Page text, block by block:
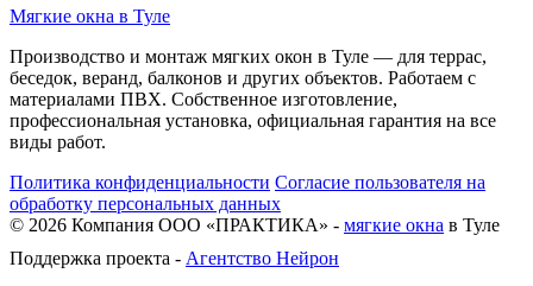
Мягкие окна в Туле
Производство и монтаж мягких окон в Туле — для террас,
беседок, веранд, балконов и других объектов. Работаем с
материалами ПВХ. Собственное изготовление,
профессиональная установка, официальная гарантия на все
виды работ.
Политика конфиденциальности Согласие пользователя на
обработку персональных данных
© 2026 Компания ООО «ПРАКТИКА» - мягкие окна в Туле
Поддержка проекта - Агентство Нейрон